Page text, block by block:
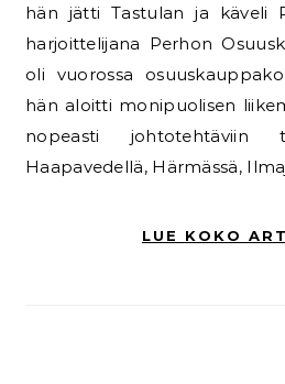
hän jätti Tastulan ja käveli
harjoittelijana Perhon
oli vuorossa
hän aloitti monipuolisen
nopeasti johtotehtäviin
Haapavedellä, Härmässä,
LUE KOKO